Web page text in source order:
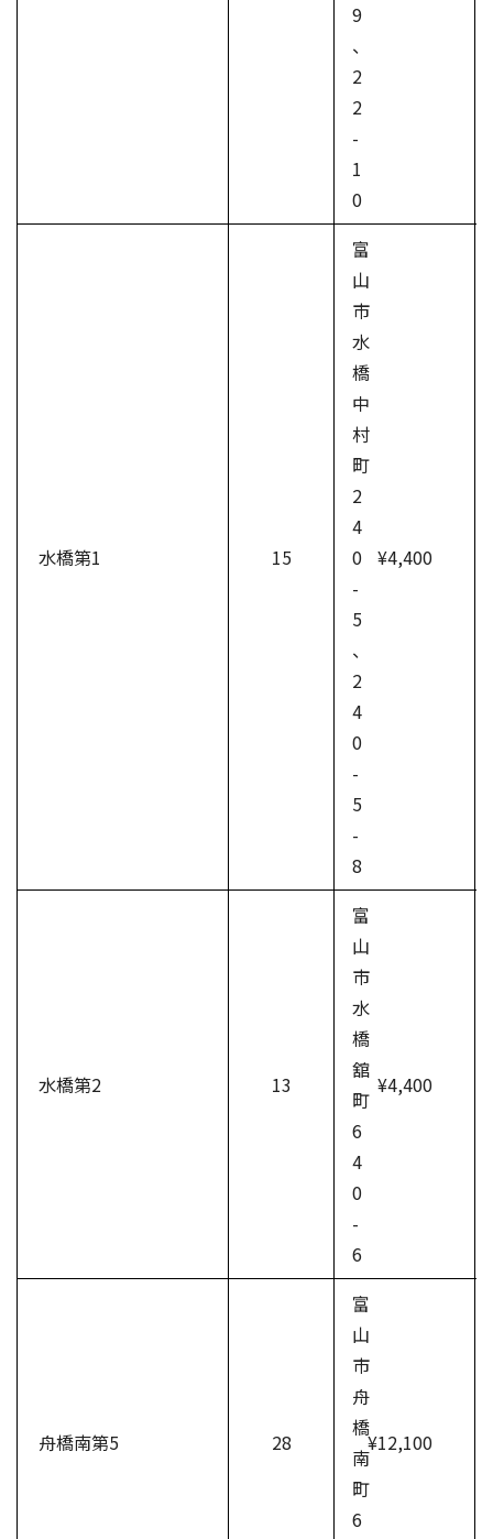
9
、
2
2
-
1
0
水橋第1 15
富
山
市
水
橋
中
村
町
2
4
0
-
5
、
2
4
0
-
5
-
8
¥4,400
水橋第2 13
富
山
市
水
橋
舘
町
6
4
0
-
6
¥4,400
舟橋南第5 28
富
山
市
舟
橋
南
町
6
¥12,100